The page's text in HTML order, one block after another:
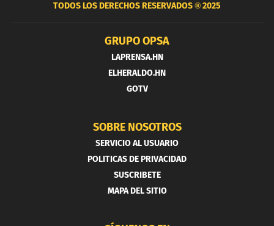
TODOS LOS DERECHOS RESERVADOS ®2025
GRUPO OPSA
LAPRENSA.HN
ELHERALDO.HN
GOTV
SOBRE NOSOTROS
SERVICIO AL USUARIO
POLITICAS DE PRIVACIDAD
SUSCRIBETE
MAPA DEL SITIO